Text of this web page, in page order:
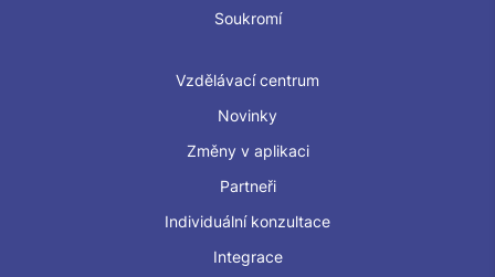
Soukromí
Vzdělávací centrum
Novinky
Změny v aplikaci
Partneři
Individuální konzultace
Integrace